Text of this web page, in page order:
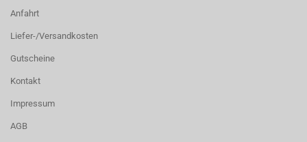
Anfahrt
Liefer-/Versandkosten
Gutscheine
Kontakt
Impressum
AGB